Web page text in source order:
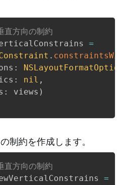
方向の制約
=
.
:
: nil ,
: views )
制約を作成します。
方向の制約
=